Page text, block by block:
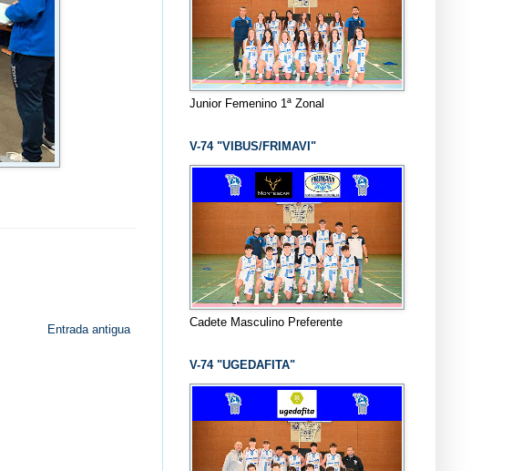
Entrada antigua
Junior Femenino 1ª Zonal
V-74 "VIBUS/FRIMAVI"
Cadete Masculino Preferente
V-74 "UGEDAFITA"